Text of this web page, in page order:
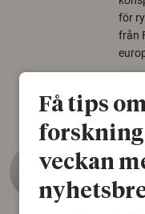
för
från
Få tips
forskning
veckan